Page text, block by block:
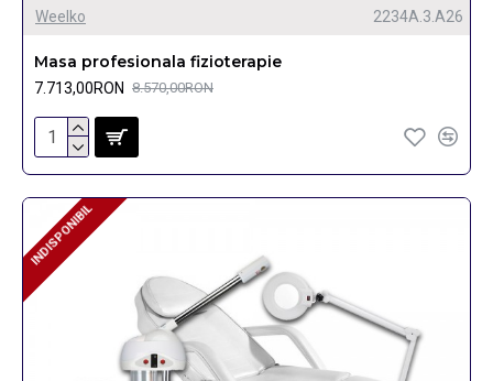
Weelko 2234A.3.A26
Masa profesionala fizioterapie
7.713,00RON 8.570,00RON
INDISPONIBIL
INDISPONIBIL